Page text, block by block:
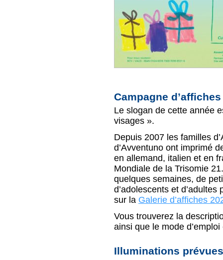
Campagne d’affiches
Le slogan de cette année
visages ».
Depuis 2007 les familles
d’Avventuno ont imprimé
en allemand, italien et en
Mondiale de la Trisomie
quelques semaines, de
d’adolescents et
sur la Galerie d’affiches
Vous trouverez la
ainsi que le mode
Illuminations prévues